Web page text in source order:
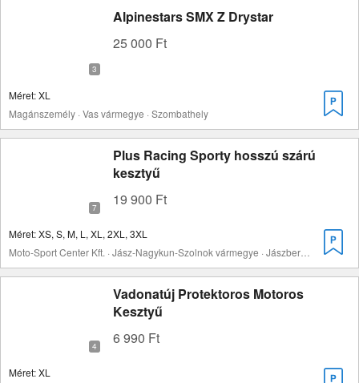
Alpinestars SMX Z Drystar
25 000 Ft
Méret: XL
Magánszemély · Vas vármegye · Szombathely
Plus Racing Sporty hosszú szárú
kesztyű
19 900 Ft
Méret: XS, S, M, L, XL, 2XL, 3XL
Vadonatúj Protektoros Motoros
Kesztyű
6 990 Ft
Méret: XL